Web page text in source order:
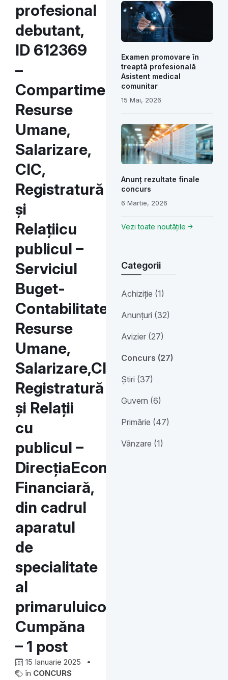
profesional
debutant,
ID 612369
–
Compartimentului
Resurse
Umane,
Salarizare,
CIC,
Registratură
și
Relațiicu
publicul –
Serviciul
Buget-
Contabilitate,
Resurse
Umane,
Salarizare,CIC,
Registratură
și Relații
cu
publicul –
DirecțiaEconomico-
Financiară,
din cadrul
aparatul
de
specialitate
al
primaruluicomunei
Cumpăna
– 1 post
15 Ianuarie 2025
în CONCURS
Examen promovare în
treaptă profesională
Asistent medical
comunitar
15 Mai, 2026
Anunț rezultate finale
concurs
6 Martie, 2026
Vezi toate noutățile
Categorii
Achiziție (1)
Anunțuri (32)
Avizier (27)
Concurs (27)
Știri (37)
Guvern (6)
Primărie (47)
Vânzare (1)